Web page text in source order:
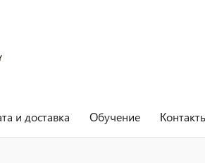
и доставка Обучение